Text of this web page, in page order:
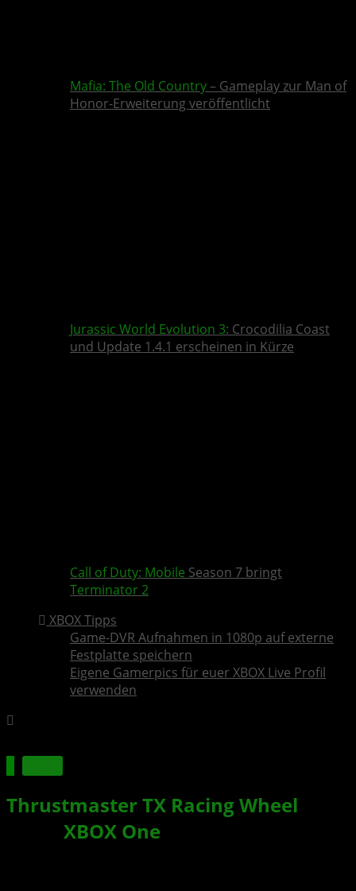
Mafia: The Old Country– Gameplay zur Man of
Honor-Erweiterung veröffentlicht
Jurassic World Evolution 3: Crocodilia Coast
und Update 1.4.1 erscheinen in Kürze
Call of Duty: Mobile Season 7 bringt
Terminator 2
XBOX Tipps
Game-DVR Aufnahmen in 1080p auf externe
Festplatte speichern
Eigene Gamerpics für euer XBOX Live Profil
verwenden
Thrustmaster TX Racing Wheel
XBOX One